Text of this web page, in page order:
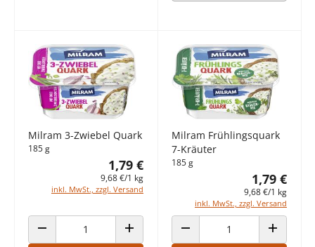
Milram 3-Zwiebel Quark
185 g
1,79 €
9,68 €/1 kg
inkl. MwSt., zzgl. Versand
ANZAHL VERRINGERN ANZAHL ERHÖHEN
Milram Frühlingsquark
7-Kräuter
185 g
1,79 €
9,68 €/1 kg
inkl. MwSt., zzgl. Versand
ANZAHL VERRINGERN ANZAHL